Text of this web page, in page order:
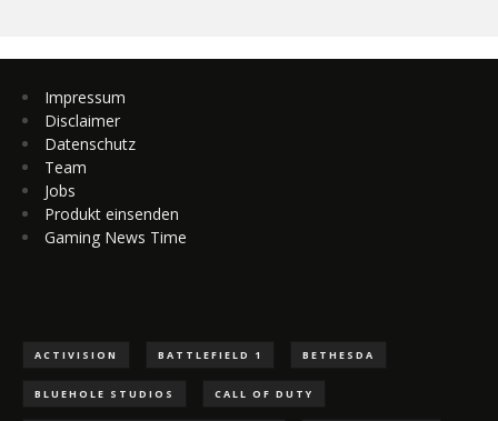
Impressum
Disclaimer
Datenschutz
Team
Jobs
Produkt einsenden
Gaming News Time
ACTIVISION BATTLEFIELD 1 BETHESDA
BLUEHOLE STUDIOS CALL OF DUTY